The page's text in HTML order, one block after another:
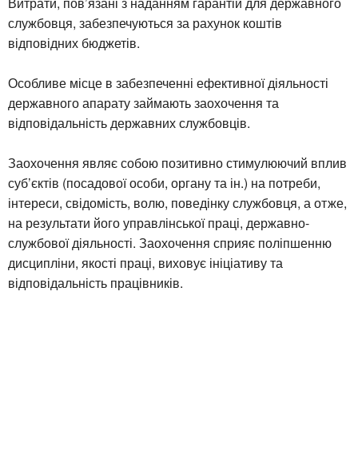
службовця, забезпечуються за рахунок коштів
відповідних бюджетів.
Особливе місце в забезпеченні ефективної діяльності
державного апарату займають заохочення та
відповідальність державних службовців.
Заохочення являє собою позитивно стимулюючий вплив
суб’єктів (посадової особи, органу та ін.) на потреби,
інтереси, свідомість, волю, поведінку службовця, а отже,
на результати його управлінської праці, державно-
службової діяльності. Заохочення сприяє поліпшенню
дисципліни, якості праці, виховує ініціативу та
відповідальність працівників.